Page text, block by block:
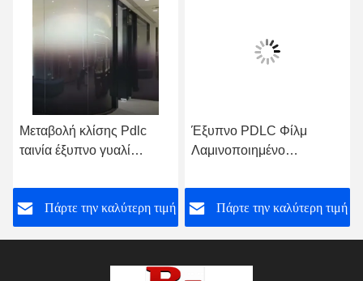
Μεταβολή κλίσης Pdlc
ταινία έξυπνο γυαλί
γραφείου
Πάρτε την καλύτερη τιμή
Έξυπνο PDLC Φίλμ
Λαμινοποιημένο
Αντικαταστρέψιμο Για
ΓραφείοΠάρτε την καλύτερη τιμή